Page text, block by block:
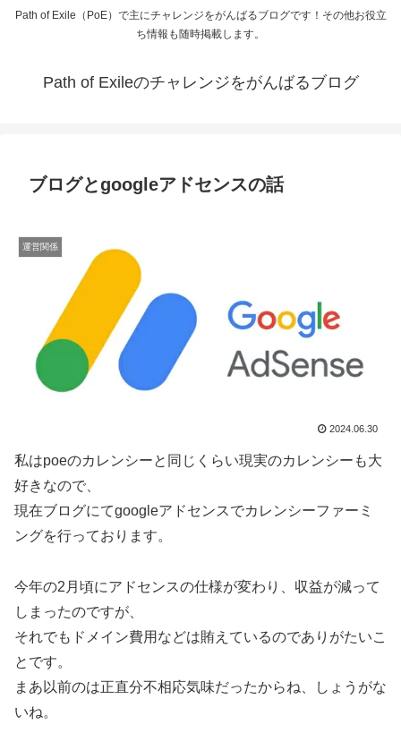
Path of Exile（PoE）で主にチャレンジをがんばるブログです！その他お役立
ち情報も随時掲載します。
Path of Exileのチャレンジをがんばるブログ
ブログとgoogleアドセンスの話
運営関係
2024.06.30
私はpoeのカレンシーと同じくらい現実のカレンシーも大
好きなので、
現在ブログにてgoogleアドセンスでカレンシーファーミ
ングを行っております。
今年の2月頃にアドセンスの仕様が変わり、収益が減って
しまったのですが、
それでもドメイン費用などは賄えているのでありがたいこ
とです。
まあ以前のは正直分不相応気味だったからね、しょうがな
いね。